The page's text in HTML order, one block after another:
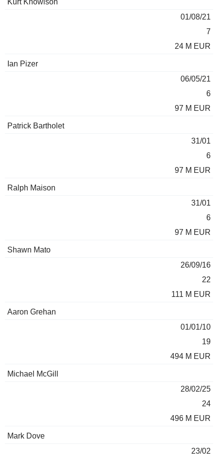
Kurt Knowlson
01/08/21
7
24 M EUR
Ian Pizer
06/05/21
6
97 M EUR
Patrick Bartholet
31/01
6
97 M EUR
Ralph Maison
31/01
6
97 M EUR
Shawn Mato
26/09/16
22
111 M EUR
Aaron Grehan
01/01/10
19
494 M EUR
Michael McGill
28/02/25
24
496 M EUR
Mark Dove
23/02